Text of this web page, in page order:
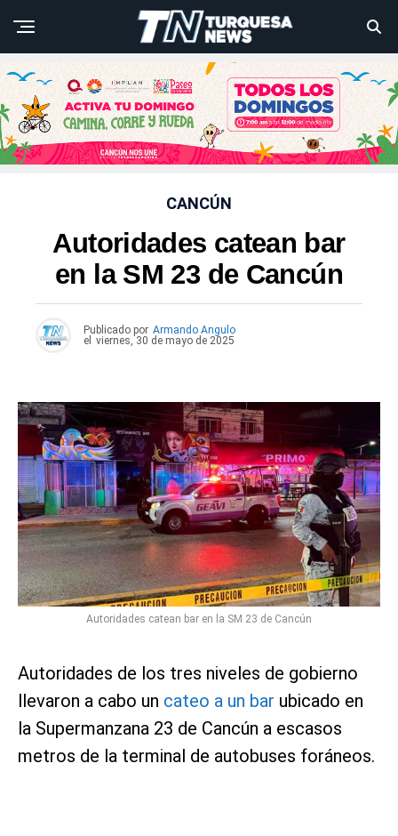
CANCÚN
Autoridades catean bar
en la SM 23 de Cancún
Publicado por Armando Angulo
el viernes, 30 de mayo de 2025
Autoridades catean bar en la SM 23 de Cancún
Autoridades de los tres niveles de gobierno
llevaron a cabo un cateo a un bar ubicado en
la Supermanzana 23 de Cancún a escasos
metros de la terminal de autobuses foráneos.